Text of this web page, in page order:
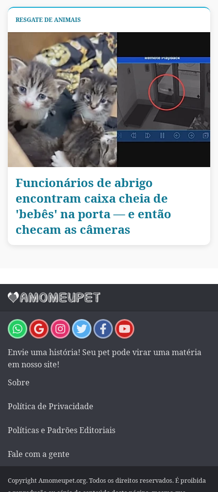
RESGATE DE ANIMAIS
Funcionários de abrigo
encontram caixa cheia de
'bebês' na porta — e então
checam as câmeras
Envie uma história! Seu pet pode virar uma matéria
em nosso site!
Sobre
Política de Privacidade
Políticas e Padrões Editoriais
Fale com a gente
Copyright Amomeupet.org. Todos os direitos reservados. É proibida